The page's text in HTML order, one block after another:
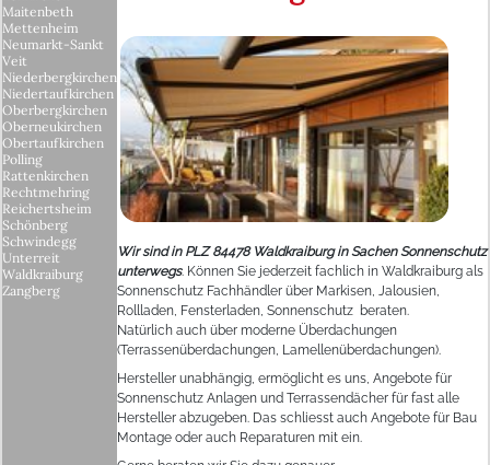
Wir sind in PLZ 84478 Waldkraiburg in Sachen Sonnenschutz
unterwegs. Können Sie jederzeit fachlich in Waldkraiburg als
Sonnenschutz Fachhändler über Markisen, Jalousien,
Rollladen, Fensterladen, Sonnenschutz beraten.
Natürlich auch über moderne Überdachungen
(Terrassenüberdachungen, Lamellenüberdachungen).
Hersteller unabhängig, ermöglicht es uns, Angebote für
Sonnenschutz Anlagen und Terrassendächer für fast alle
Hersteller abzugeben. Das schliesst auch Angebote für Bau
Montage oder auch Reparaturen mit ein.
Maitenbeth
Mettenheim
Neumarkt-Sankt
Veit
Niederbergkirchen
Niedertaufkirchen
Oberbergkirchen
Oberneukirchen
Obertaufkirchen
Polling
Rattenkirchen
Rechtmehring
Reichertsheim
Schönberg
Schwindegg
Unterreit
Waldkraiburg
Zangberg